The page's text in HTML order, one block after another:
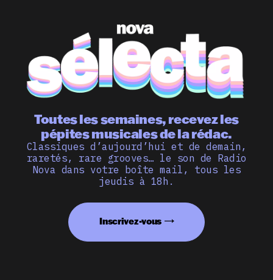
Toutes les semaines, recevez les
pépites musicales de la rédac.
Classiques d’aujourd’hui et de demain,
raretés, rare grooves… le son de Radio
Nova dans votre boîte mail, tous les
jeudis à 18h.
Inscrivez-vous